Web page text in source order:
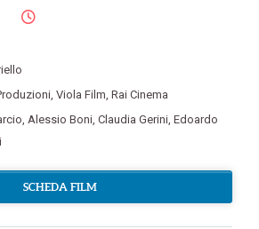
, Viola Film, Rai Cinema
, Alessio Boni, Claudia Gerini, Edoardo
SCHEDA FILM